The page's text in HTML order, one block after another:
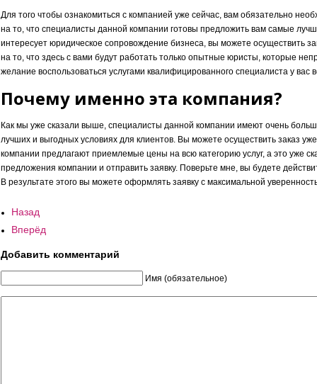
Для того чтобы ознакомиться с компанией уже сейчас, вам обязательно
на то, что специалисты данной компании готовы предложить вам самые
интересует юридическое сопровождение бизнеса, вы можете осуществить
на то, что здесь с вами будут работать только опытные юристы, которые
желание воспользоваться услугами квалифицированного специалиста у
Почему именно эта компания?
Как мы уже сказали выше, специалисты данной компании имеют очень
лучших и выгодных условиях для клиентов. Вы можете осуществить заказ
компании предлагают приемлемые цены на всю категорию услуг, а это уже
предложения компании и отправить заявку. Поверьте мне, вы будете
В результате этого вы можете оформлять заявку с максимальной
Назад
Вперёд
Добавить комментарий
Имя (обязательное)